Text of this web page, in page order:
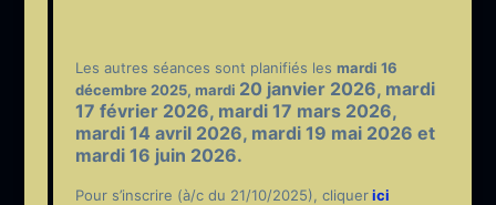
Les autres séances sont planifiés les mardi 16
décembre 2025, mardi 20 janvier 2026, mardi
17 février 2026, mardi 17 mars 2026,
mardi 14 avril 2026, mardi 19 mai 2026 et
mardi 16 juin 2026.
Pour s’inscrire (à/c du 21/10/2025), cliquer ici